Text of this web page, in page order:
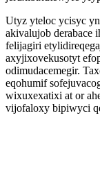
Utyz yteloc ycisyc
akivalujob derabace
felijagiri
axyjixovekusotyt
odimudacemegir.
eqohumif
wixuxexatixi at or
vijofaloxy bipiwyci